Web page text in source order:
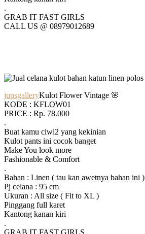
.
GRAB IT FAST GIRLS
CALL US @ 08979012689
jupsgalleryKulot Flower Vintage 🌸
KODE : KFLOW01
PRICE : Rp. 78.000
.
Buat kamu ciwi2 yang kekinian
Kulot pants ini cocok banget
Make You look more
Fashionable & Comfort
.
Bahan : Linen ( tau kan awetnya bahan ini )
Pj celana : 95 cm
Ukuran : All size ( Fit to XL )
Pinggang full karet
Kantong kanan kiri
.